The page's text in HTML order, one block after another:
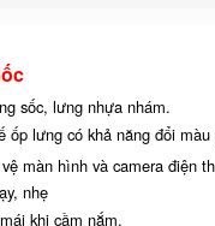
sốc, lưng nhựa nhám.
lưng có khả năng đổi
màn hình và camera điện
nhẹ
khi cầm nắm.